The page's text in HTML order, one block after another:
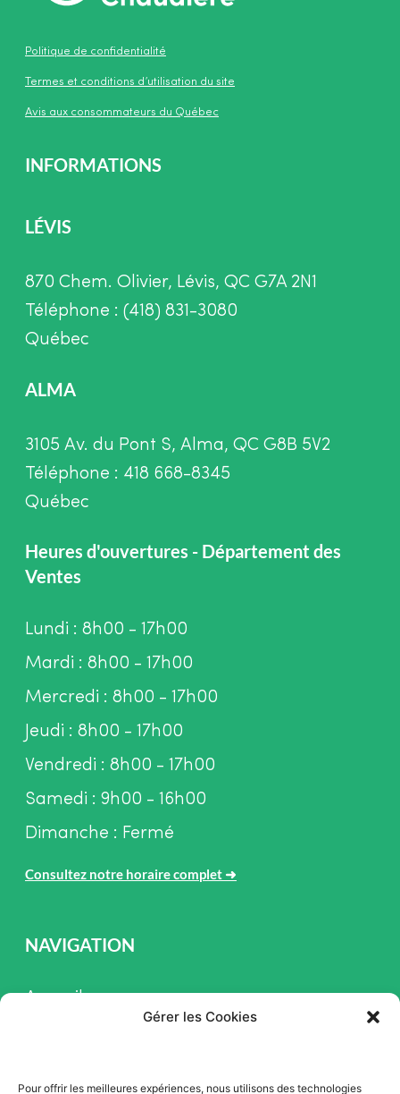
Gérer les Cookies
Pour offrir les meilleures expériences, nous utilisons des technologies
Politique de confidentialité
Termes et conditions d’utilisation du site
Avis aux consommateurs du Québec
INFORMATIONS
LÉVIS
870 Chem. Olivier, Lévis, QC G7A 2N1
Téléphone : (418) 831-3080
Québec
ALMA
3105 Av. du Pont S, Alma, QC G8B 5V2
Téléphone : 418 668-8345
Québec
Heures d'ouvertures - Département des
Ventes
Lundi : 8h00 - 17h00
Mardi : 8h00 - 17h00
Mercredi : 8h00 - 17h00
Jeudi : 8h00 - 17h00
Vendredi : 8h00 - 17h00
Samedi : 9h00 - 16h00
Dimanche : Fermé
Consultez notre horaire complet ➜
NAVIGATION
Accueil